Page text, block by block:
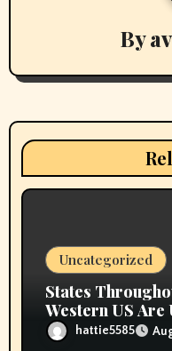
i
a
By
Uncategorized
States
Western US
hattie5585